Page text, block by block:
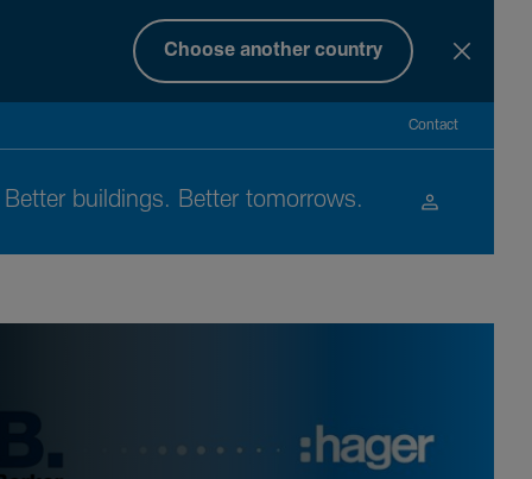
Choose another country
Contact
Better buil­dings. Better tomor­rows.